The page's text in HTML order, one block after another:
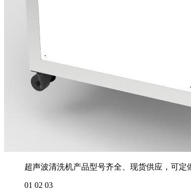
超声波清洗机产品型号齐全、现货供应，可
01 02 03